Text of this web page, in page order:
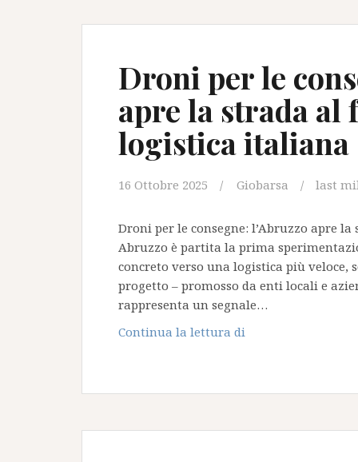
per
collettamistici
Droni per le
apre la strada al
logistica italiana
16 Ottobre 2025 Giobarsa last
Droni per le consegne: l’Abruzzo apre
Abruzzo è partita la prima
concreto verso una logistica più veloce,
progetto – promosso da enti locali e
rappresenta un segnale…
Continua la lettura di
apre